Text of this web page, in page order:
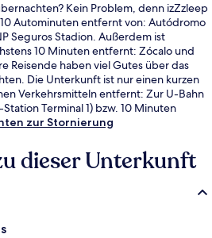
Kein Problem, denn izZzleep
Autominuten entfernt von: Autódromo
Seguros Stadion. Außerdem ist
10 Minuten entfernt: Zócalo und
Reisende haben viel Gutes über das
Die Unterkunft ist nur einen kurzen
Verkehrsmitteln entfernt: Zur U-Bahn
Terminal 1) bzw. 10 Minuten
zur Stornierung
dieser Unterkunft